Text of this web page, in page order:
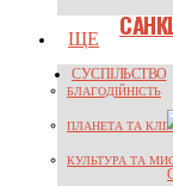
ЩЕ
БЛАГОДІЙНІСТЬ
ПЛАНЕТА ТА
КУЛЬТУРА ТА
СУСПІЛЬСТВО